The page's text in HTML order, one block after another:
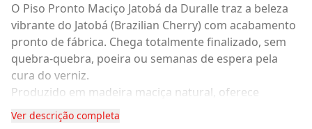
O Piso Pronto Maciço Jatobá da Duralle traz a beleza
vibrante do Jatobá (Brazilian Cherry) com acabamento
pronto de fábrica. Chega totalmente finalizado, sem
quebra-quebra, poeira ou semanas de espera pela
cura do verniz.
Produzido em madeira maciça natural, oferece
tonalidade marcante, elevada durabilidade e excelente
valorização estética para ambientes residenciais e
Ver descrição completa